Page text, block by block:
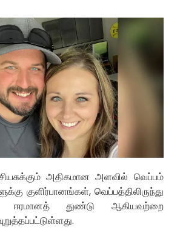
அதிகமான அளவில் வெப்பம்
குளிர்பானங்கள், வெப்பத்திலிருந்து
ஈரமானத் துண்டு ஆகியவற்றை